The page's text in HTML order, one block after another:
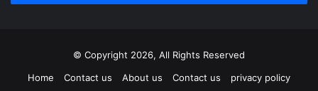
© Copyright 2026, All Rights Reserved
Home
Contact us About us Contact us privacy policy